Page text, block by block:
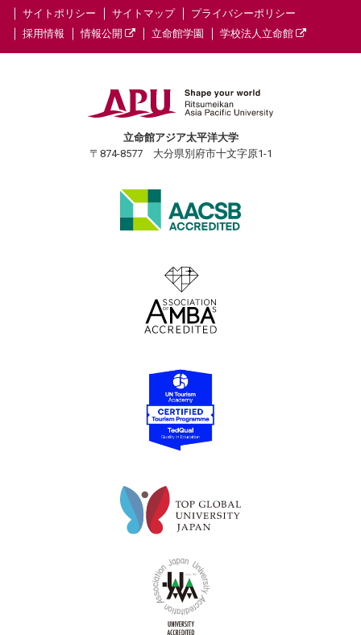
サイトポリシー サイトマップ
プライバシーポリシー
採用情報
情報公開 立命館学園 学校法人立命館
立命館アジア太平洋大学
〒874-8577 大分県別府市十文字原1-1